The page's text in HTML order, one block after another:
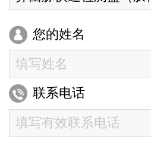
您的姓名
联系电话